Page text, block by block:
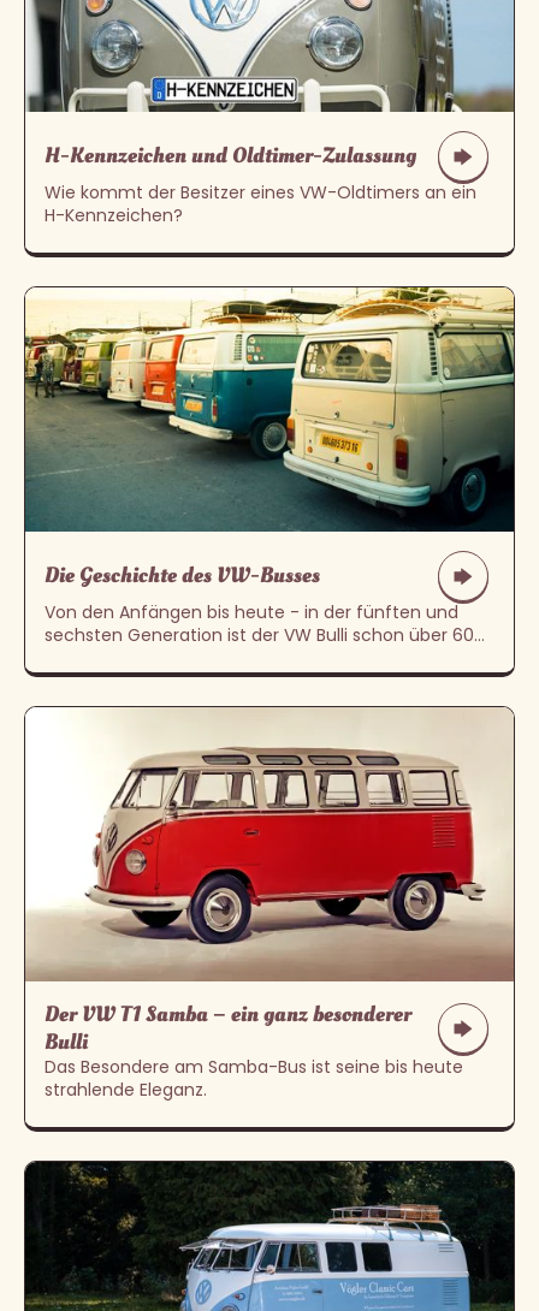
H-Kennzeichen und Oldtimer-Zulassung
Wie kommt der Besitzer eines VW-Oldtimers an ein
H-Kennzeichen?
Die Geschichte des VW-Busses
Von den Anfängen bis heute - in der fünften und
sechsten Generation ist der VW Bulli schon über 60
Der VW T1 Samba – ein ganz besonderer
Bulli
Das Besondere am Samba-Bus ist seine bis heute
strahlende Eleganz.